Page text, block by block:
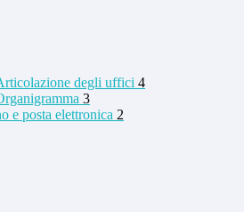
degli uffici 4
3
e posta elettronica 2